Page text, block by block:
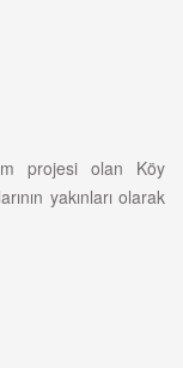
projesi olan Köy
yakınları olarak